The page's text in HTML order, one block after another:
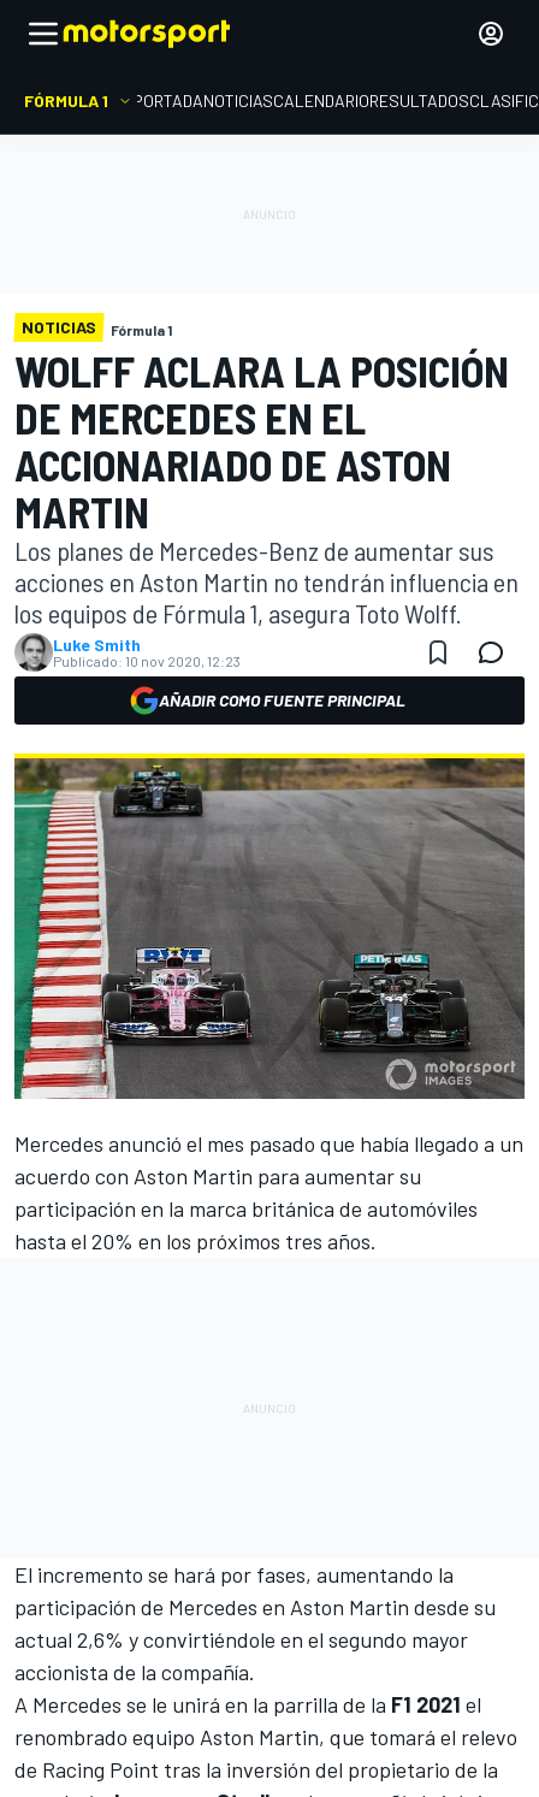
FÓRMULA 1 PORTADANOTICIASCALENDARIORESULTADOS
NOTICIAS Fórmula 1
WOLFF ACLARA LA POSICIÓN
DE MERCEDES EN EL
ACCIONARIADO DE ASTON
MARTIN
Los planes de Mercedes-Benz de aumentar sus
acciones en Aston Martin no tendrán influencia en
los equipos de Fórmula 1, asegura Toto Wolff.
Luke Smith
Publicado: 10 nov 2020, 12:23
AÑADIR COMO FUENTE PRINCIPAL
Mercedes anunció el mes pasado que había llegado a un
acuerdo con Aston Martin para aumentar su
participación en la marca británica de automóviles
hasta el 20% en los próximos tres años.
El incremento se hará por fases, aumentando la
participación de Mercedes en Aston Martin desde su
actual 2,6% y convirtiéndole en el segundo mayor
accionista de la compañía.
A Mercedes se le unirá en la parrilla de la F1 2021 el
renombrado equipo Aston Martin, que tomará el relevo
de Racing Point tras la inversión del propietario de la